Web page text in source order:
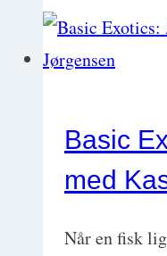
Basic
med
Når en fisk